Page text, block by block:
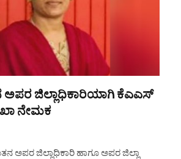
ಜಿಲ್ಲಾಧಿಕಾರಿಯಾಗಿ ಕೆಎಎಸ್
ನೇಮಕ
ಅಪರ ಜಿಲ್ಲಾಧಿಕಾರಿ ಹಾಗೂ ಅಪರ ಜಿಲ್ಲಾ